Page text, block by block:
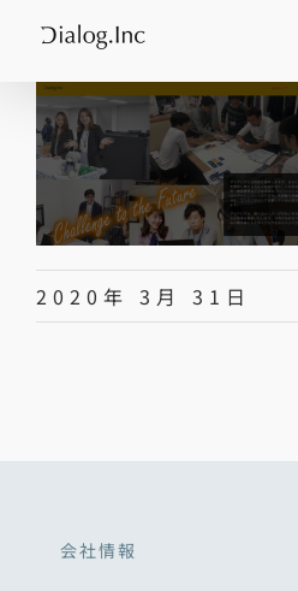
content
2020年 3月 31日
会社情報